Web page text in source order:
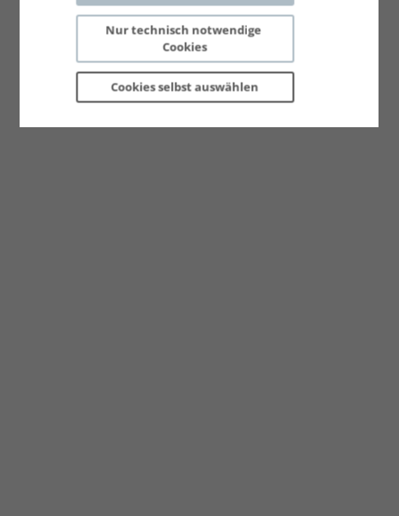
Nur technisch notwendige
Cookies
Cookies selbst auswählen